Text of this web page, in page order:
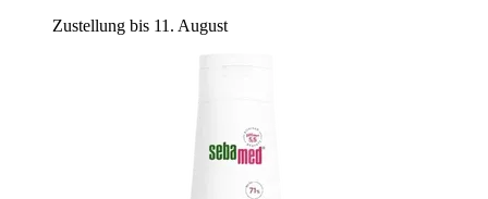
Zustellung bis 11. August